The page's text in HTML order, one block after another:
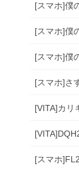
[スマホ]僕
[スマホ]僕
[スマホ]僕
[スマホ]さ
[VITA]カリ
[スマホ]FL2